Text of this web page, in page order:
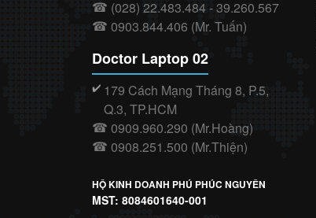
☎ (028) 22.483.484 - 39.260.567
☎ 0903.844.406 (Mr. Tuấn)
Doctor Laptop 02
✔️ 179 Cách Mạng Tháng 8, P.5,
Q.3, TP.HCM
☎ 0909.960.290 (Mr.Hoàng)
☎ 0908.251.500 (Mr.Thiện)
HỘ KINH DOANH PHÚ PHÚC NGUYÊN
MST: 8084601640-001